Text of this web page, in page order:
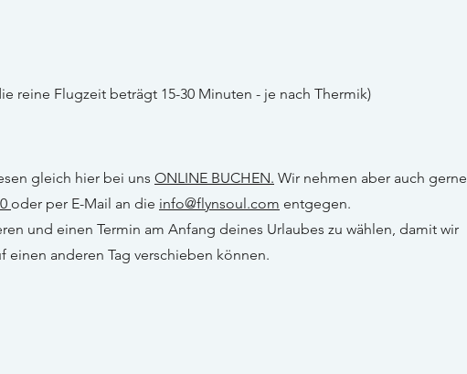
reine Flugzeit beträgt 15-30 Minuten - je nach Thermik)
gleich hier bei uns ONLINE BUCHEN. Wir nehmen aber auch gerne
oder per E-Mail an die info@flynsoul.com entgegen.
und einen Termin am Anfang deines Urlaubes zu wählen, damit wir
einen anderen Tag verschieben können.